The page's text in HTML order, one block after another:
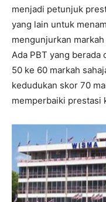
menjadi petunjuk
yang lain untuk
mengunjurkan
Ada PBT yang
50 ke 60 markah
kedudukan skor 70
memperbaiki prestasi